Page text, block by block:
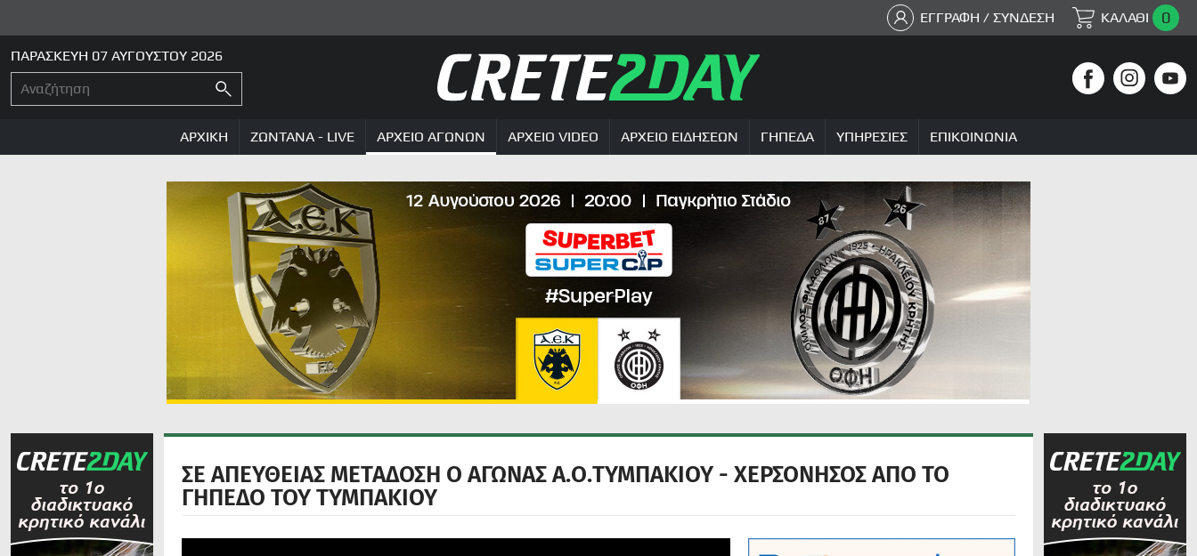
ΕΓΓΡΑΦΗ / ΣΥΝΔΕΣΗ ΚΑΛΑΘΙ 0
ΠΑΡΑΣΚΕΥΗ 07 ΑΥΓΟΥΣΤΟΥ 2026
ΑΡΧΙΚΗ ΖΩΝΤΑΝΑ - LIVE ΑΡΧΕΙΟ ΑΓΩΝΩΝ ΑΡΧΕΙΟ VIDEO ΑΡΧΕΙΟ ΕΙΔΗΣΕΩΝ ΓΗΠΕΔΑ ΥΠΗΡΕΣΙΕΣ ΕΠΙΚΟΙΝΩΝΙΑ
ΣΕ ΑΠΕΥΘΕΙΑΣ ΜΕΤΑΔΟΣΗ Ο ΑΓΩΝΑΣ Α.Ο.ΤΥΜΠΑΚΙΟΥ - ΧΕΡΣΟΝΗΣΟΣ ΑΠΟ ΤΟ
ΓΗΠΕΔΟ ΤΟΥ ΤΥΜΠΑΚΙΟΥ